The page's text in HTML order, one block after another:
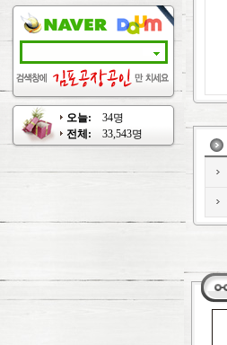
오늘:
34명
전체:
33,543명